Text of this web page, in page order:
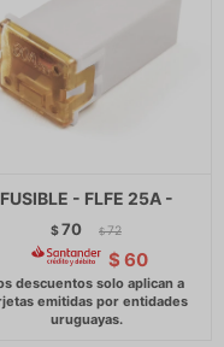
FUSIBLE - FLFE 25A -
$70 $ 72
$ 60